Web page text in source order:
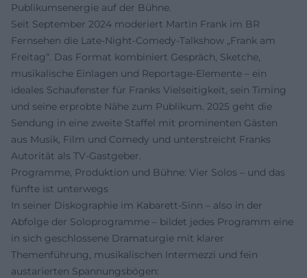
Publikumsenergie auf der Bühne.
Seit September 2024 moderiert Martin Frank im BR
Fernsehen die Late-Night-Comedy-Talkshow „Frank am
Freitag“. Das Format kombiniert Gespräch, Sketche,
musikalische Einlagen und Reportage-Elemente – ein
ideales Schaufenster für Franks Vielseitigkeit, sein Timing
und seine erprobte Nähe zum Publikum. 2025 geht die
Sendung in eine zweite Staffel mit prominenten Gästen
aus Musik, Film und Comedy und unterstreicht Franks
Autorität als TV-Gastgeber.
Programme, Produktion und Bühne: Vier Solos – und das
fünfte ist unterwegs
In seiner Diskographie im Kabarett-Sinn – also in der
Abfolge der Soloprogramme – bildet jedes Programm eine
in sich geschlossene Dramaturgie mit klarer
Themenführung, musikalischen Intermezzi und fein
austarierten Spannungsbögen: